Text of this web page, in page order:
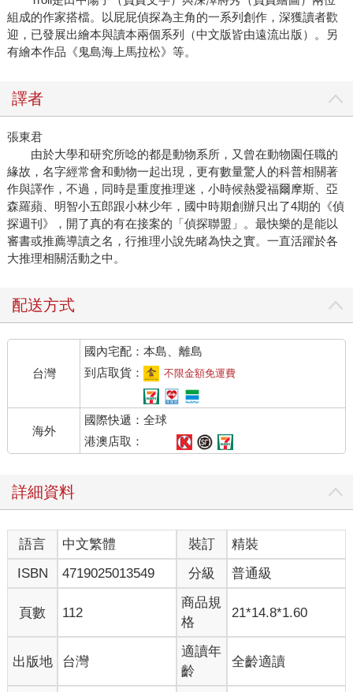
組成的作家搭檔。以屁屁偵探為主角的一系列創作，深獲讀者歡
迎，已發展出繪本與讀本兩個系列（中文版皆由遠流出版）。另
有繪本作品《鬼島海上馬拉松》等。
譯者
張東君
由於大學和研究所唸的都是動物系所，又曾在動物園任職的
緣故，名字經常會和動物一起出現，更有數量驚人的科普相關著
作與譯作，不過，同時是重度推理迷，小時候熱愛福爾摩斯、亞
森羅蘋、明智小五郎跟小林少年，國中時期創辦只出了4期的《偵
探週刊》，開了真的有在接案的「偵探聯盟」。最快樂的是能以
審書或推薦導讀之名，行推理小說先睹為快之實。一直活躍於各
大推理相關活動之中。
配送方式
台灣
國內宅配：本島、離島
到店取貨：
不限金額免運費
海外
國際快遞：全球
港澳店取：
詳細資料
語言 中文繁體 裝訂
精裝
ISBN
4719025013549 分級 普通級
頁數 112
商品規
格
21*14.8*1.60
出版地 台灣
適讀年
齡
全齡適讀